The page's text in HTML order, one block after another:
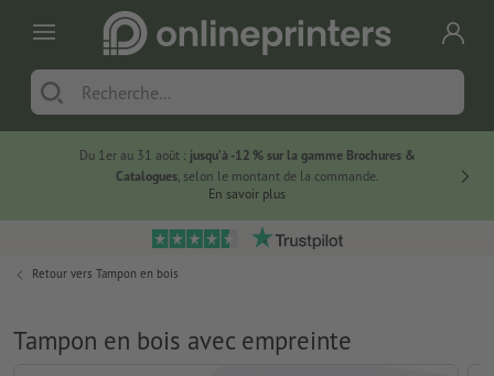
Du 1er au 31 août : jusqu’à -12 % sur la gamme Brochures &
Catalogues, selon le montant de la commande.
En savoir plus
Retour vers Tampon en bois
Tampon en bois avec empreinte